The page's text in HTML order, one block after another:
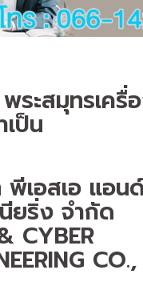
ระสมุทรเครื่
ป็น
เอสเอ แอน
นียริ่ง จำกัด
CYBER